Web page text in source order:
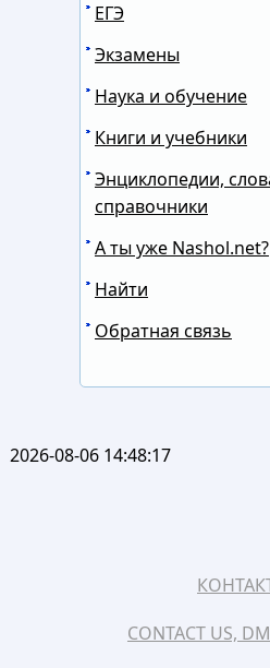
ЕГЭ
Экзамены
Наука и обучение
Книги и учебники
Энциклопедии,
справочники
А ты уже Nashol.net?
Найти
Обратная связь
2026-08-06 14:48:17
CONTACT US,